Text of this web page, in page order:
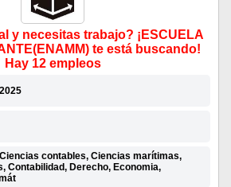
y necesitas trabajo? ¡ESCUELA
te está buscando!
Hay 12 empleos
contables, Ciencias marítimas,
Contabilidad, Derecho, Economia,